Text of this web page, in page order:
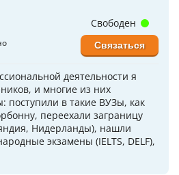
деятельности я
и многие из них
поступили в такие ВУЗы, как
переехали заграницу
Нидерланды), нашли
экзамены (IELTS, DELF),
Свободен
Связаться